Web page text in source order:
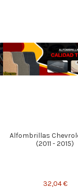
Alfombrillas
(2011 - 2015)
32,04 €